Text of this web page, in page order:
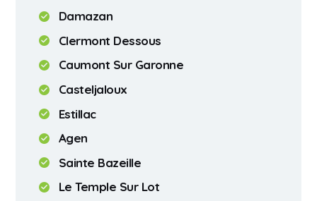
Damazan
Clermont Dessous
Caumont Sur Garonne
Casteljaloux
Estillac
Agen
Sainte Bazeille
Le Temple Sur Lot